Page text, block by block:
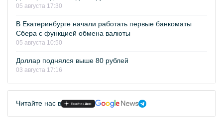
05 августа 17:30
В Екатеринбурге начали работать первые банкоматы
Сбера с функцией обмена валюты
05 августа 10:50
Доллар поднялся выше 80 рублей
03 августа 17:16
Читайте нас в